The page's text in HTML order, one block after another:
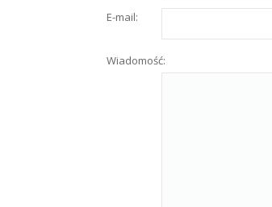
E-mail:
Wiadomość: